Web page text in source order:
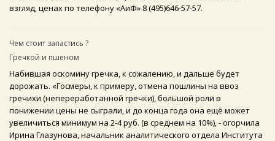
взгляд, ценах по телефону «АиФ» 8 (495)646-57-57.
Чем стоит запастись ?
Гречкой и пшеном
Набившая оскомину гречка, к сожалению, и дальше будет
дорожать. «Госмеры, к примеру, отмена пошлины на ввоз
гречихи (непереработанной гречки), большой роли в
понижении цены не сыграли, и до конца года она ещё может
увеличиться минимум на 2-4 руб. (в среднем на 10%), - огорчила
Ирина Глазунова, начальник аналитического отдела Института